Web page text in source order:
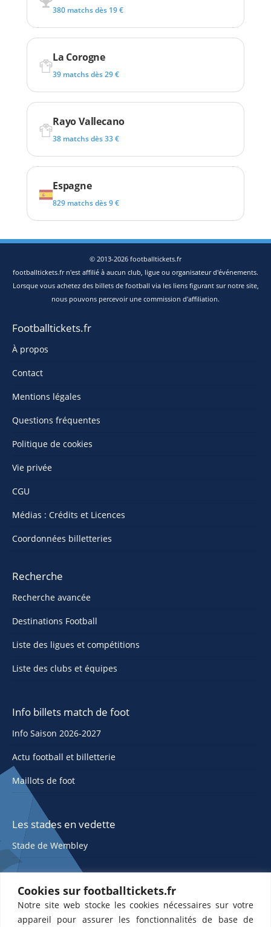
Cookies sur footballtickets.fr
Notre site web stocke les cookies nécessaires sur votre
appareil pour assurer les fonctionnalités de base de
380 matchs dès 19 €
La Corogne
39 matchs dès 29 €
Rayo Vallecano
38 matchs dès 33 €
Espagne
829 matchs dès 9 €
© 2013-2026 footballtickets.fr
footballtickets.fr n'est affilié à aucun club, ligue ou organisateur d'événements.
Lorsque vous achetez des billets de football via les liens figurant sur notre site,
nous pouvons percevoir une commission d'affiliation.
Footballtickets.fr
À propos
Contact
Mentions légales
Questions fréquentes
Politique de cookies
Vie privée
CGU
Médias : Crédits et Licences
Coordonnées billetteries
Recherche
Recherche avancée
Destinations Football
Liste des ligues et compétitions
Liste des clubs et équipes
Info billets match de foot
Info Saison 2026-2027
Actu football et billetterie
Maillots de foot
Les stades en vedette
Stade de Wembley